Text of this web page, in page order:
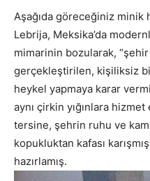
Aşağıda göreceğiniz minik
Lebrija, Meksika’da
mimarinin bozularak, “şehir
gerçekleştirilen, kişiliksiz
heykel yapmaya karar
aynı çirkin yığınlara
tersine, şehrin ruhu ve
kopukluktan kafası
hazırlamış.